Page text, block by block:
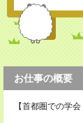
お仕事の概要
【首都圏での学